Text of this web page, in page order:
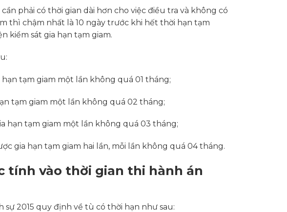
phải có thời gian dài hơn cho việc điều tra và không có
thì chậm nhất là 10 ngày trước khi hết thời hạn tạm
kiểm sát gia hạn tạm giam.
tạm giam một lần không quá 01 tháng;
tạm giam một lần không quá 02 tháng;
hạn tạm giam một lần không quá 03 tháng;
gia hạn tạm giam hai lần, mỗi lần không quá 04 tháng.
tính vào thời gian thi hành án
2015 quy định về tù có thời hạn như sau: